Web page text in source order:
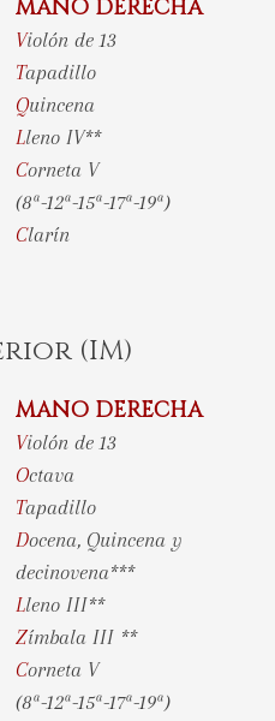
MANO DERECHA
Violón de 13
Tapadillo
Quincena
Lleno IV**
Corneta V
(8ª-12ª-15ª-17ª-19ª)
Clarín
(IM)
MANO DERECHA
Violón de 13
Octava
Tapadillo
Docena, Quincena y
decinovena***
Lleno III**
Zímbala III **
Corneta V
(8ª-12ª-15ª-17ª-19ª)